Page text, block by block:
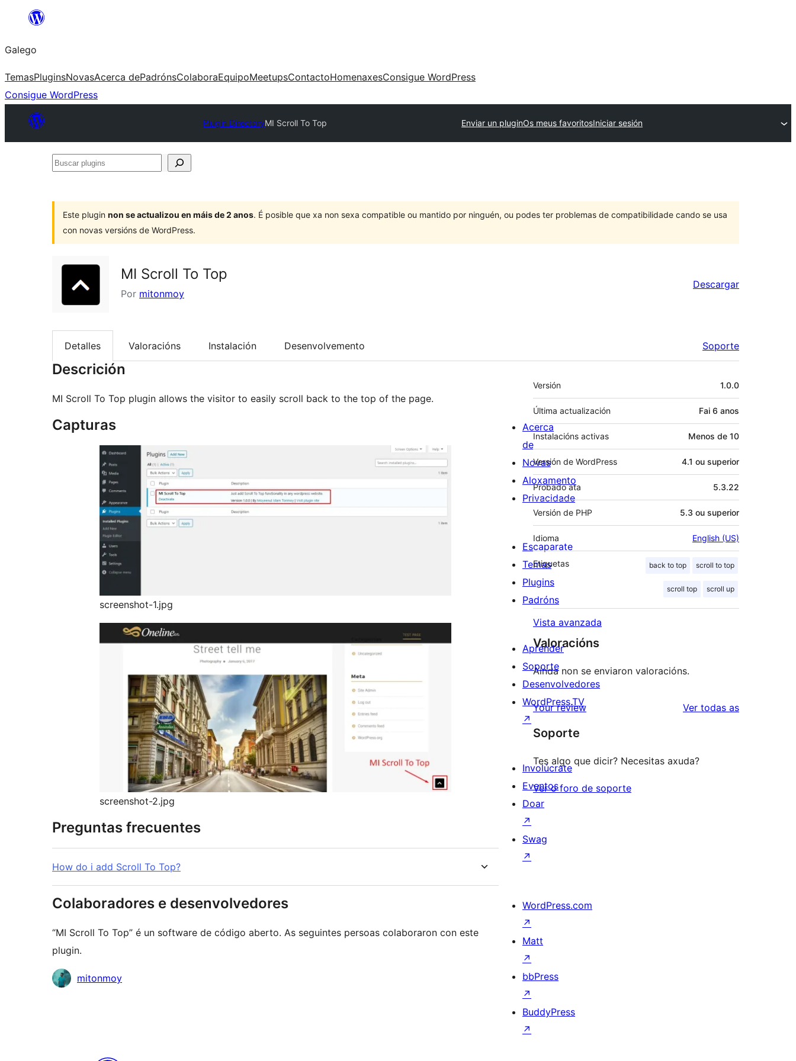
Saltar
contido
Galego
TemasPluginsNovasAcerca dePadrónsColaboraEquipoMeetupsContactoHomenaxesConsigue WordPress
Consigue WordPress
Plugin DirectoryMI Scroll To Top Enviar un pluginOs meus favoritosIniciar sesión
Buscar
Este plugin non se actualizou en máis de 2 anos. É posible que xa non sexa compatible ou mantido por ninguén, ou podes ter problemas de compatibilidade cando se usa
con novas versións de WordPress.
MI Scroll To Top
Por mitonmoy
Descargar
Detalles Valoracións Instalación Desenvolvemento Soporte
Descrición
MI Scroll To Top plugin allows the visitor to easily scroll back to the top of the page.
Capturas
screenshot-1.jpg
screenshot-2.jpg
Preguntas frecuentes
How do i add Scroll To Top?
Colaboradores e desenvolvedores
“MI Scroll To Top” é un software de código aberto. As seguintes persoas colaboraron con este
plugin.
Colaboradores
mitonmoy
Meta
Versión 1.0.0
Última actualización Fai 6 anos
Instalacións activas Menos de 10
Versión de WordPress 4.1 ou superior
Probado ata 5.3.22
Versión de PHP 5.3 ou superior
Idioma English (US)
Etiquetas back to top scroll to top
scroll top scroll up
Vista avanzada
Valoracións
Aínda non se enviaron valoracións.
Your review Ver todas asvaloracións
Soporte
Tes algo que dicir? Necesitas axuda?
Ver o foro de soporte
Acerca
de
Novas
Aloxamento
Privacidade
Escaparate
Temas
Plugins
Padróns
Aprender
Soporte
Desenvolvedores
WordPress.TV
↗
Involúcrate
Eventos
Doar
↗
Swag
↗
WordPress.com
↗
Matt
↗
bbPress
↗
BuddyPress
↗